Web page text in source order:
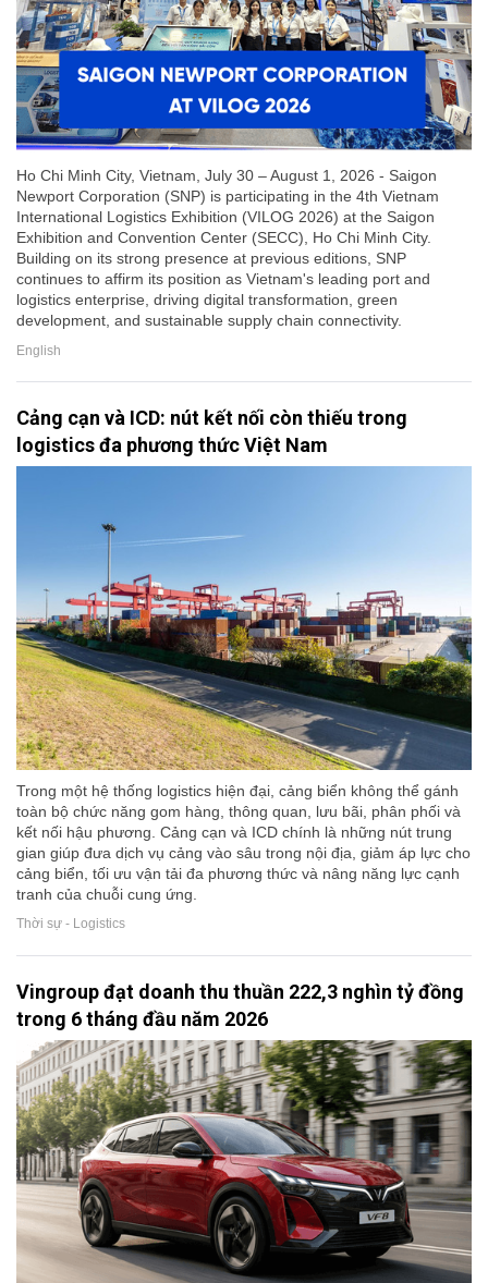
Ho Chi Minh City, Vietnam, July 30 – August 1, 2026 - Saigon
Newport Corporation (SNP) is participating in the 4th Vietnam
International Logistics Exhibition (VILOG 2026) at the Saigon
Exhibition and Convention Center (SECC), Ho Chi Minh City.
Building on its strong presence at previous editions, SNP
continues to affirm its position as Vietnam's leading port and
logistics enterprise, driving digital transformation, green
development, and sustainable supply chain connectivity.
English
Cảng cạn và ICD: nút kết nối còn thiếu trong
logistics đa phương thức Việt Nam
Trong một hệ thống logistics hiện đại, cảng biển không thể gánh
toàn bộ chức năng gom hàng, thông quan, lưu bãi, phân phối và
kết nối hậu phương. Cảng cạn và ICD chính là những nút trung
gian giúp đưa dịch vụ cảng vào sâu trong nội địa, giảm áp lực cho
cảng biển, tối ưu vận tải đa phương thức và nâng năng lực cạnh
tranh của chuỗi cung ứng.
Thời sự - Logistics
Vingroup đạt doanh thu thuần 222,3 nghìn tỷ đồng
trong 6 tháng đầu năm 2026